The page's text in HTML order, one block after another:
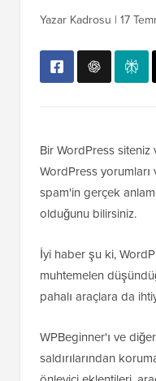
Yazar Kadrosu | 17
Bir WordPress siteniz
WordPress yorumları
spam'in gerçek
olduğunu bilirsiniz.
İyi haber şu ki,
muhtemelen
pahalı araçlara da
WPBeginner'ı ve
saldırılarından